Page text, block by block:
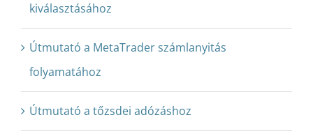
kiválasztásához
Útmutató a MetaTrader számlanyitás
folyamatához
Útmutató a tőzsdei adózáshoz